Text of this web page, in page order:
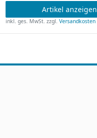
Artikel anzeigen
inkl. ges. MwSt. zzgl.Versandkosten